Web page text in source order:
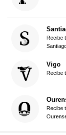
Recibe
Vigo
Recibe
Recibe